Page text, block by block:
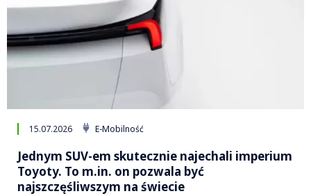
15.07.2026 E-Mobilność
Jednym SUV-em skutecznie najechali imperium
Toyoty. To m.in. on pozwala być
najszczęśliwszym na świecie